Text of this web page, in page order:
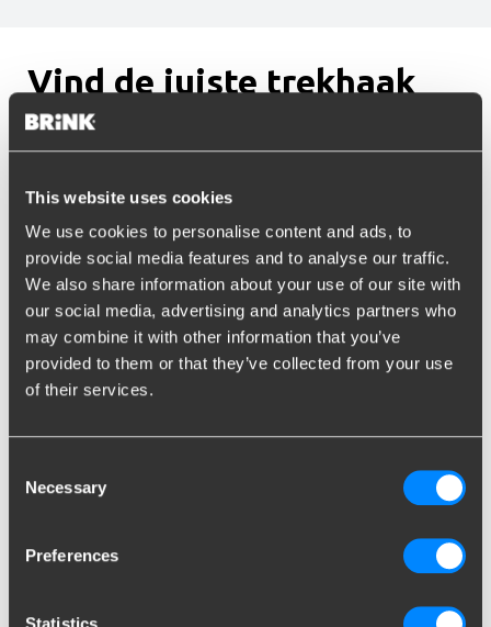
This website uses cookies
We use cookies to personalise content and ads, to
provide social media features and to analyse our traffic.
We also share information about your use of our site with
our social media, advertising and analytics partners who
may combine it with other information that you’ve
provided to them or that they’ve collected from your use
of their services.
Selection
Necessary
Preferences
Vind de juiste trekhaak
voor uw auto
Merk
Typ of selecteer merk...
Model
Typ of selecteer model...
Typ of selecteer bouwjaar...
Toon resultaten